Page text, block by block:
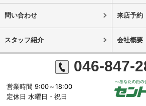
問い合わせ 来店予約
スタッフ紹介 会社概要
046-847-
営業時間 9:00～18:00
定休日 水曜日・祝日